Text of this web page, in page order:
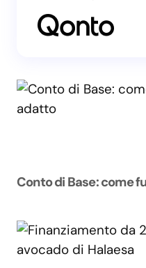
Conto di Base: come